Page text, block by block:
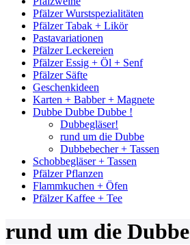
Pfälzer Wurstspezialitäten
Pfälzer Tabak + Likör
Pastavariationen
Pfälzer Leckereien
Pfälzer Essig + Öl + Senf
Pfälzer Säfte
Geschenkideen
Karten + Babber + Magnete
Dubbe Dubbe Dubbe !
Dubbegläser!
rund um die Dubbe
Dubbebecher + Tassen
Schobbegläser + Tassen
Pfälzer Pflanzen
Flammkuchen + Öfen
Pfälzer Kaffee + Tee
rund um die Dubbe